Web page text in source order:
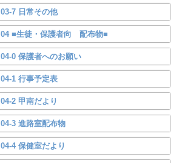
03-7 日常その他
04 ■生徒・保護者向 配布物■
04-0 保護者へのお願い
04-1 行事予定表
04-2 甲南だより
04-3 進路室配布物
04-4 保健室だより